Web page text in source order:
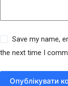
Save my name,
the next time I
Опублікувати